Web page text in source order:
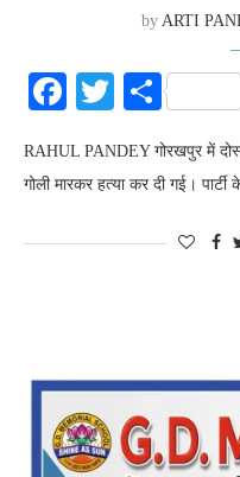
by ARTI
Facebook
Twitter
Share
RAHUL PANDEY गोरखपुर में
गोली मारकर हत्या कर दी गई।